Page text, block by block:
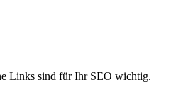
Links sind für Ihr SEO wichtig.